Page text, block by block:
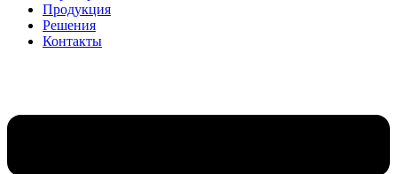
Продукция
Решения
Контакты